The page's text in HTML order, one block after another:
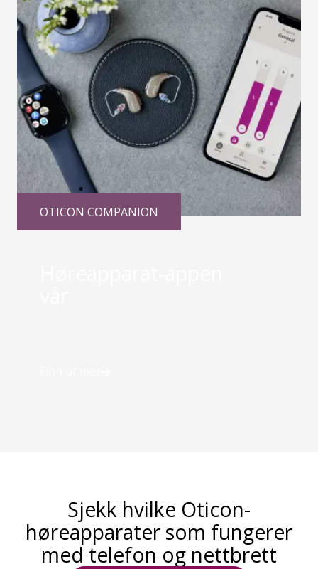
OTICON COMPANION
Sjekk hvilke Oticon-
høreapparater som fungerer
med telefon og nettbrett